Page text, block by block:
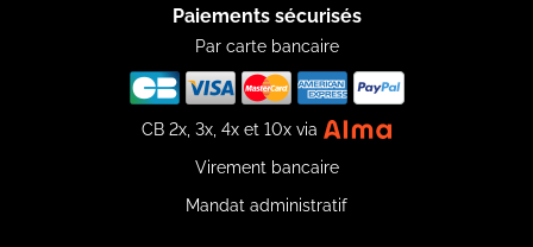
Paiements sécurisés
Par carte bancaire
CB 2x, 3x, 4x et 10x via
Virement bancaire
Mandat administratif